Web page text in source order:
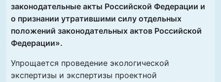
законодательные акты Российской Федерации и
о признании утратившими силу отдельных
положений законодательных актов Российской
Федерации».
Упрощается проведение экологической
экспертизы и экспертизы проектной